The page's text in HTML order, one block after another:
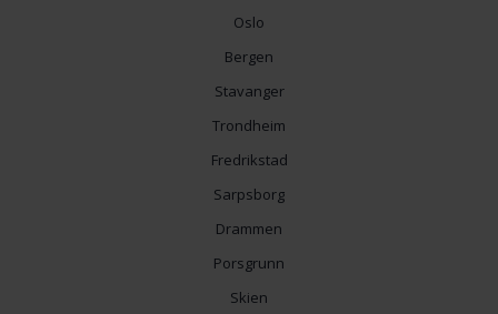
Oslo
Bergen
Stavanger
Trondheim
Fredrikstad
Sarpsborg
Drammen
Porsgrunn
Skien